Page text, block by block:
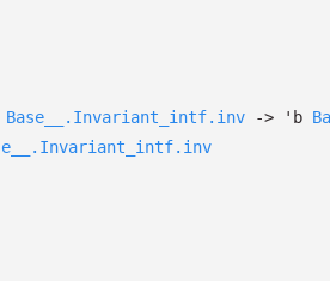
Base__.Invariant_intf.inv -> 'b